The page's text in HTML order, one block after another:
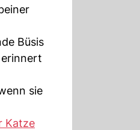
Büsis
sie
Katze